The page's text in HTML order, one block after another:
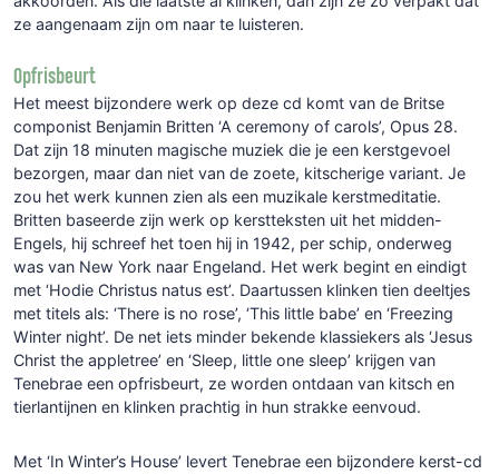
ze aangenaam zijn om naar te luisteren.
Opfrisbeurt
Het meest bijzondere werk op deze cd komt van de Britse
componist Benjamin Britten ‘A ceremony of carols’, Opus 28.
Dat zijn 18 minuten magische muziek die je een kerstgevoel
bezorgen, maar dan niet van de zoete, kitscherige variant. Je
zou het werk kunnen zien als een muzikale kerstmeditatie.
Britten baseerde zijn werk op kerstteksten uit het midden-
Engels, hij schreef het toen hij in 1942, per schip, onderweg
was van New York naar Engeland. Het werk begint en eindigt
met ‘Hodie Christus natus est’. Daartussen klinken tien deeltjes
met titels als: ‘There is no rose’, ‘This little babe’ en ‘Freezing
Winter night’. De net iets minder bekende klassiekers als ‘Jesus
Christ the appletree’ en ‘Sleep, little one sleep’ krijgen van
Tenebrae een opfrisbeurt, ze worden ontdaan van kitsch en
tierlantijnen en klinken prachtig in hun strakke eenvoud.
Met ‘In Winter’s House’ levert Tenebrae een bijzondere kerst-cd